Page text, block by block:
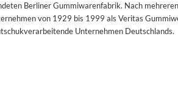
Berliner Gummiwarenfabrik. Nach
von 1929 bis 1999 als Veritas
Unternehmen Deutschlands.